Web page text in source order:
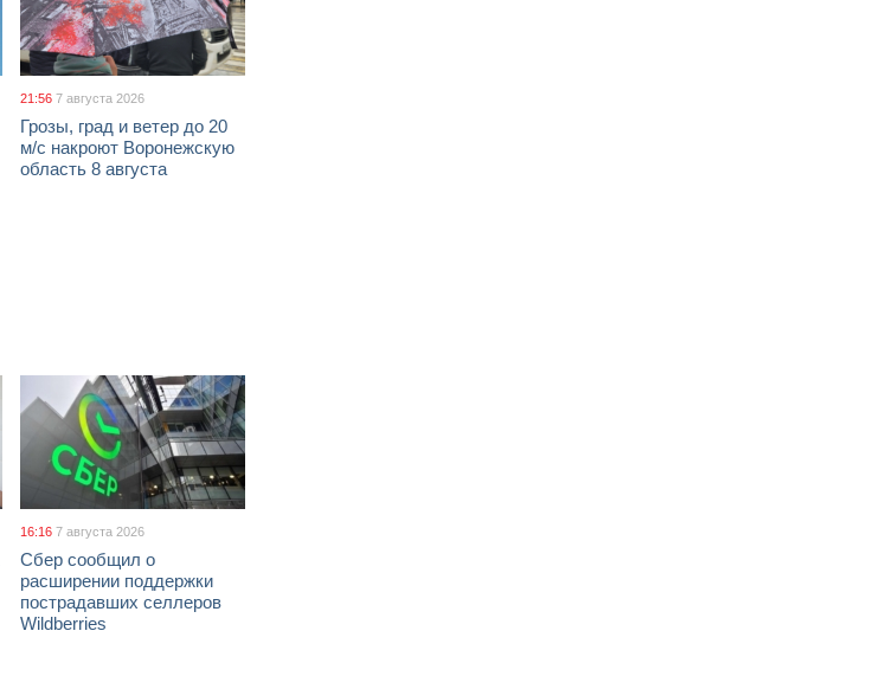
21:56 7 августа 2026
Грозы, град и ветер до 20
м/с накроют Воронежскую
область 8 августа
16:16 7 августа 2026
Сбер сообщил о
расширении поддержки
пострадавших селлеров
Wildberries